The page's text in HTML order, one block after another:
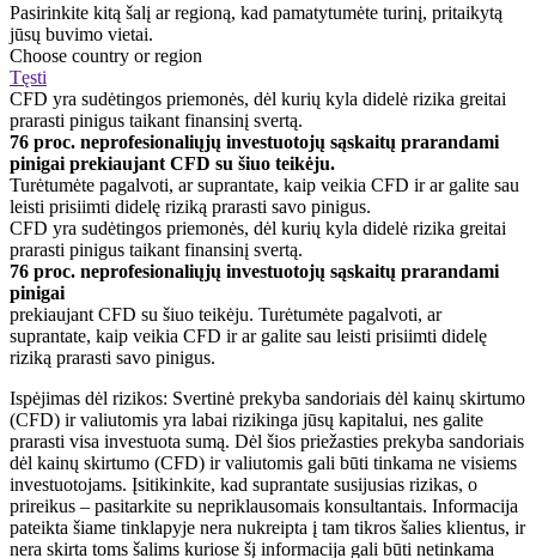
Pasirinkite kitą šalį ar regioną, kad pamatytumėte turinį, pritaikytą
jūsų buvimo vietai.
Choose country or region
Tęsti
CFD yra sudėtingos priemonės, dėl kurių kyla didelė rizika greitai
prarasti pinigus taikant finansinį svertą.
76 proc. neprofesionaliųjų investuotojų sąskaitų prarandami
pinigai prekiaujant CFD su šiuo teikėju.
Turėtumėte pagalvoti, ar suprantate, kaip veikia CFD ir ar galite sau
leisti prisiimti didelę riziką prarasti savo pinigus.
CFD yra sudėtingos priemonės, dėl kurių kyla didelė rizika greitai
prarasti pinigus taikant finansinį svertą.
76 proc. neprofesionaliųjų investuotojų sąskaitų prarandami
pinigai
prekiaujant CFD su šiuo teikėju. Turėtumėte pagalvoti, ar
suprantate, kaip veikia CFD ir ar galite sau leisti prisiimti didelę
riziką prarasti savo pinigus.
Ispėjimas dėl rizikos: Svertinė prekyba sandoriais dėl kainų skirtumo
(CFD) ir valiutomis yra labai rizikinga jūsų kapitalui, nes galite
prarasti visa investuota sumą. Dėl šios priežasties prekyba sandoriais
dėl kainų skirtumo (CFD) ir valiutomis gali būti tinkama ne visiems
investuotojams. Įsitikinkite, kad suprantate susijusias rizikas, o
prireikus – pasitarkite su nepriklausomais konsultantais. Informacija
pateikta šiame tinklapyje nera nukreipta į tam tikros šalies klientus, ir
nera skirta toms šalims kuriose šį informacija gali būti netinkama